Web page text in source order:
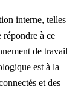
interne, telles
répondre à ce
de travail
est à la
et des